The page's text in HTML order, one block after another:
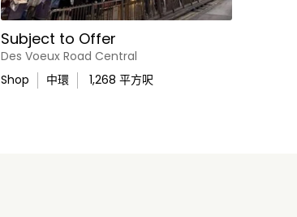
Subject to Offer
Des Voeux Road Central
Shop
中環 1,268 平方呎